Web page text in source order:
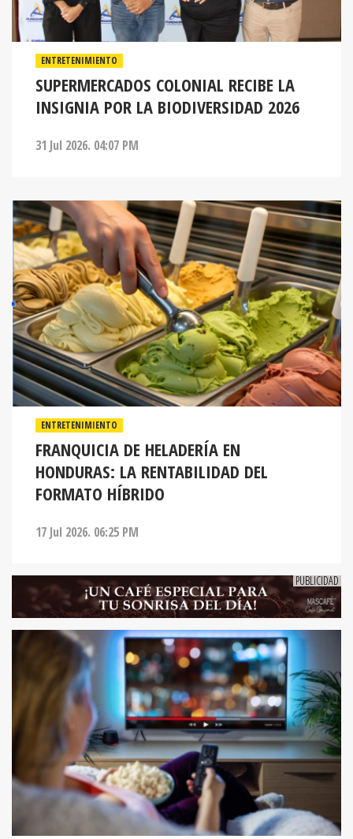
ENTRETENIMIENTO
SUPERMERCADOS COLONIAL RECIBE LA
INSIGNIA POR LA BIODIVERSIDAD 2026
31 Jul 2026. 04:07 PM
ENTRETENIMIENTO
FRANQUICIA DE HELADERÍA EN
HONDURAS: LA RENTABILIDAD DEL
FORMATO HÍBRIDO
17 Jul 2026. 06:25 PM